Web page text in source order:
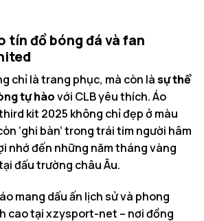
tín đồ bóng đá và fan
chỉ là trang phục, mà còn làsự thể
tự hàovới CLB yêu thích. Áo
kit 2025 không chỉ đẹp ở màu
‘ghi bàn’ trong trái tim người hâm
nhớ đến những năm tháng vàng
đấu trường châu Âu.
mang dấu ấn lịch sử và phong
cao tại xzysport-net – nơi đồng